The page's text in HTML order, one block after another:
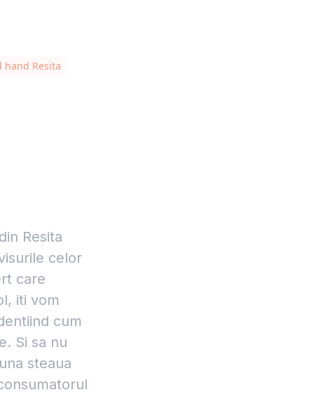
hand Resita
Resita
celor
care
iti vom
cum
Si sa nu
steaua